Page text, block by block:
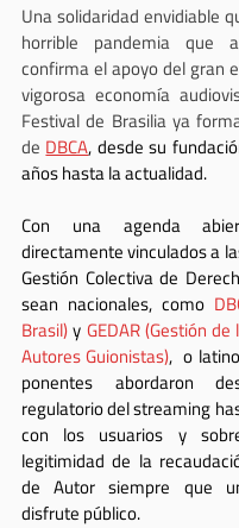
Una solidaridad envidiable
horrible pandemia que
confirma el apoyo del gran
vigorosa economía
Festival de Brasilia ya
de DBCA, desde su
años hasta la actualidad.
Con una agenda
directamente vinculados a
Gestión Colectiva de
sean nacionales, como
Brasil) y GEDAR (Gestión
Autores Guionistas),  o
ponentes abordaron
regulatorio del streaming
con los usuarios y
legitimidad de la
de Autor siempre que
disfrute público.